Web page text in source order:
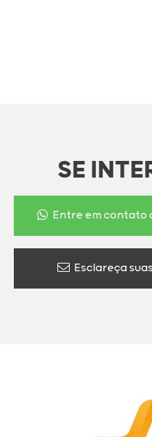
SE
Entre em contato
Esclareça